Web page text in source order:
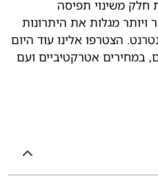
חלק משינוי תפיסה
ויותר מגלות את היתרונות
הצטרפו אלינו עוד היום
במחירים אטרקטיביים ועם